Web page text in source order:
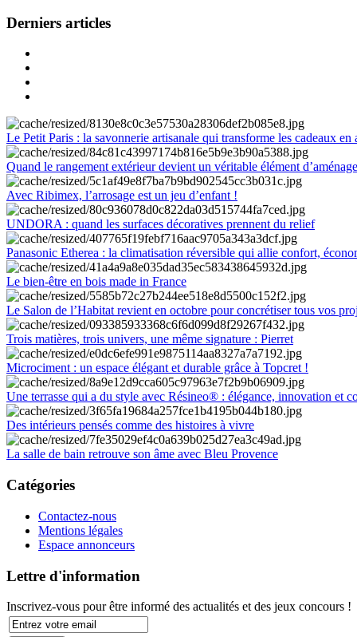
Derniers articles
Le Petit Paris : la savonnerie artisanale qui transforme les cadeaux en
Quand le rangement extérieur devient un véritable élément
Avec Ribimex, l’arrosage est un jeu d’enfant !
UNDORA : quand les surfaces décoratives prennent du relief
Panasonic Etherea : la climatisation réversible qui allie confort,
Le bien-être en bois made in France
Le Salon de l’Habitat revient en octobre pour concrétiser tous vos
Trois matières, trois univers, une même signature : Pierret
Microciment : un espace élégant et durable grâce à Topcret !
Une terrasse qui a du style avec Résineo® : élégance, innovation et
Des intérieurs pensés comme des histoires à vivre
La salle de bain retrouve son âme avec Bleu Provence
Catégories
Contactez-nous
Mentions légales
Espace annonceurs
Lettre d'information
Inscrivez-vous pour être informé des actualités et des jeux concours !